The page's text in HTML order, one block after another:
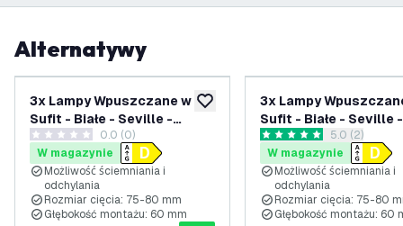
Alternatywy
dodaj do listy życzeń
3x Lampy Wpuszczane w
Sufit - Białe - Seville -
ściemniane - 3W - 2700K -
ø92mm - Kwadratowy
0 Gwiazdki oceny
0.0 (0)
W magazynie
Możliwość ściemniania i
odchylania
Rozmiar cięcia: 75-80 mm
Głębokość montażu: 60 mm
3x Lampy
Sufit - Białe - Seville -
ściemniane - 3W -
ø92mm - Kwadratowy
otwórz
5 Gwiazdki oceny
5.0 (2)
W magazynie
Możliwość ściemniania i
odchylania
Rozmiar cięcia: 75-80
Głębokość montażu: 60